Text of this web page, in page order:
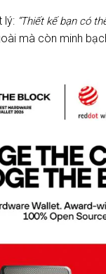
lý: “Thiết kế bạn có
mà còn minh